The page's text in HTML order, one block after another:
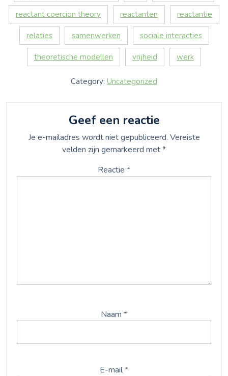
reactant coercion theory reactanten reactantie
relaties samenwerken sociale interacties
theoretische modellen vrijheid werk
Category: Uncategorized
Geef een reactie
Je e-mailadres wordt niet gepubliceerd. Vereiste
velden zijn gemarkeerd met*
Reactie *
Naam *
E-mail*